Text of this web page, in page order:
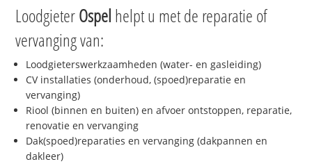
LoodgieterOspel helpt u met de reparatie of
vervanging van:
Loodgieterswerkzaamheden (water- en gasleiding)
CV installaties (onderhoud, (spoed)reparatie en
vervanging)
Riool (binnen en buiten) en afvoer ontstoppen, reparatie,
renovatie en vervanging
Dak(spoed)reparaties en vervanging (dakpannen en
dakleer)